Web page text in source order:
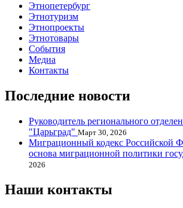
Этнопетербург
Этнотуризм
Этнопроекты
Этнотовары
События
Медиа
Контакты
Последние новости
Руководитель регионального
"Царьград" Март 30, 2026
Миграционный кодекс Российской
основа миграционной политики
2026
Наши контакты